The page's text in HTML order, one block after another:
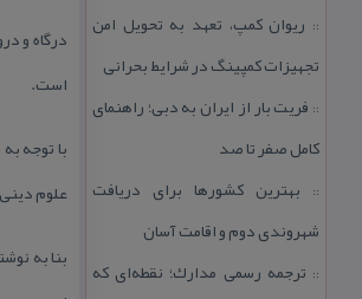
:: ریوان كمپ، تعهد به تحویل امن
تجهیزات كمپینگ در شرایط بحرانی
:: فریت بار از ایران به دبی؛ راهنمای
كامل صفر تا صد
:: بهترین كشورها برای دریافت
شهروندی دوم و اقامت آسان
:: ترجمه رسمی مدارك؛ نقطه‌ای كه
درگاه و
است.
با توجه
علوم
بنا به